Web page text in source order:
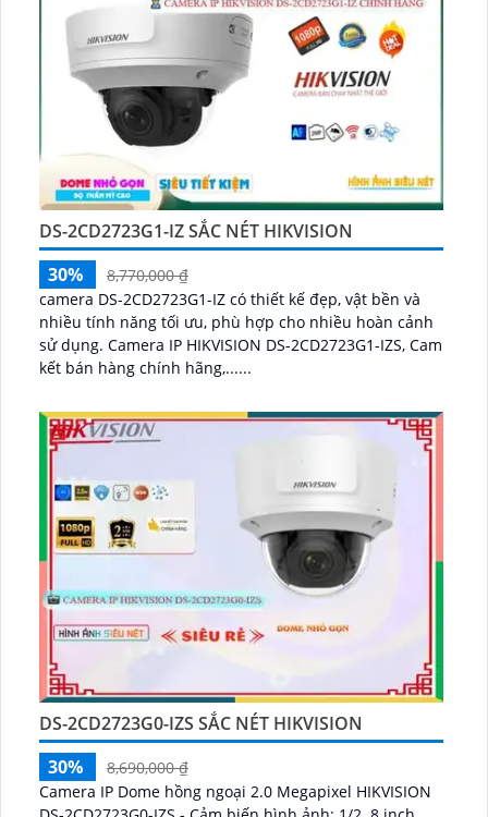
DS-2CD2723G1-IZ SẮC NÉT HIKVISION
30%
8,770,000 ₫
camera DS-2CD2723G1-IZ có thiết kế đẹp, vật bền và
nhiều tính năng tối ưu, phù hợp cho nhiều hoàn cảnh
sử dụng. Camera IP HIKVISION DS-2CD2723G1-IZS, Cam
kết bán hàng chính hãng,......
DS-2CD2723G0-IZS SẮC NÉT HIKVISION
30%
8,690,000 ₫
Camera IP Dome hồng ngoại 2.0 Megapixel HIKVISION